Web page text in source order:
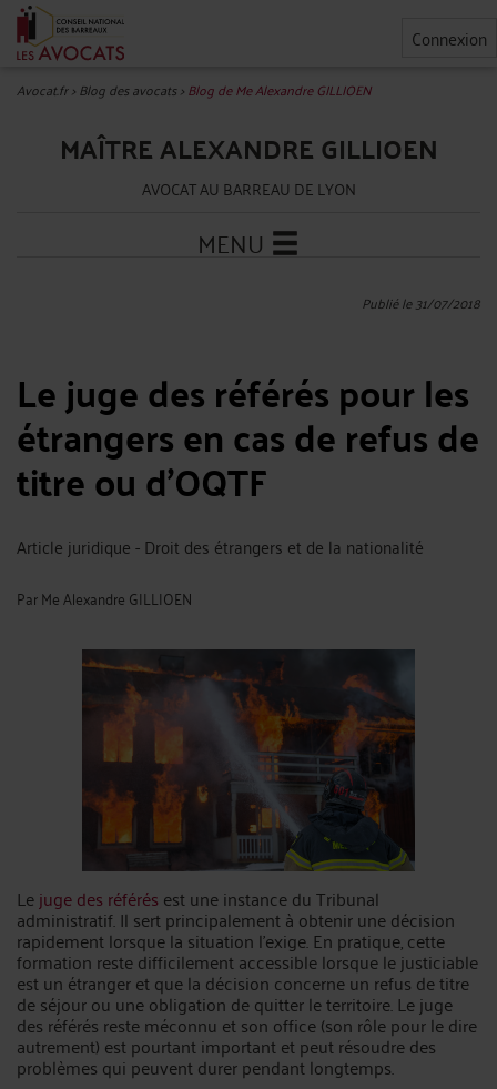
Connexion
Avocat.fr>Blog des avocats>Blog de Me Alexandre GILLIOEN
MAÎTRE ALEXANDRE GILLIOEN
AVOCAT AU BARREAU DE LYON
MENU
Publié le 31/07/2018
Le juge des référés pour les
étrangers en cas de refus de
titre ou d'OQTF
Article juridique - Droit des étrangers et de la nationalité
ParMe Alexandre GILLIOEN
Lejuge des référés est une instance du Tribunal
administratif. Il sert principalement à obtenir une décision
rapidement lorsque la situation l’exige. En pratique, cette
formation reste difficilement accessible lorsque le justiciable
est un étranger et que la décision concerne un refus de titre
de séjour ou une obligation de quitter le territoire. Le juge
des référés reste méconnu et son office (son rôle pour le dire
autrement) est pourtant important et peut résoudre des
problèmes qui peuvent durer pendant longtemps.